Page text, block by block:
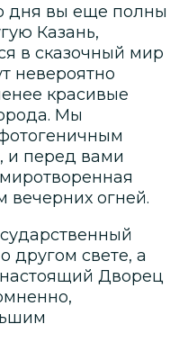
дня вы еще полны
Казань,
в сказочный мир
невероятно
красивые
Мы
и перед вами
вечерних огней.
другом свете, а
настоящий Дворец